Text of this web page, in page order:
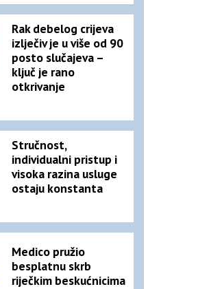
Rak debelog crijeva
izlječiv je u više od 90
posto slučajeva –
ključ je rano
otkrivanje
Stručnost,
individualni pristup i
visoka razina usluge
ostaju konstanta
Medico pružio
besplatnu skrb
riječkim beskućnicima